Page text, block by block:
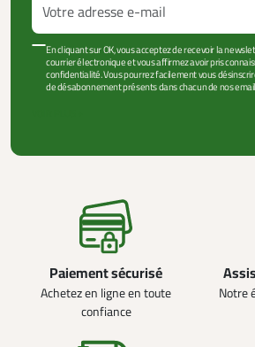
En cliquant sur OK, vous acceptez de recevoir la
courrier électronique et vous affirmez avoir pris
confidentialité. Vous pourrez facilement vous
de désabonnement présents dans chacun de nos
Paiement sécurisé
Achetez en ligne en toute
confiance
Notre